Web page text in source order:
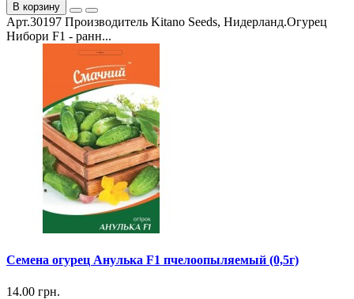
В корзину
Арт.30197 Производитель Kitano Seeds, Нидерланд.Огурец
Нибори F1 - ранн...
Семена огурец Анулька F1 пчелоопыляемый (0,5г)
14.00 грн.